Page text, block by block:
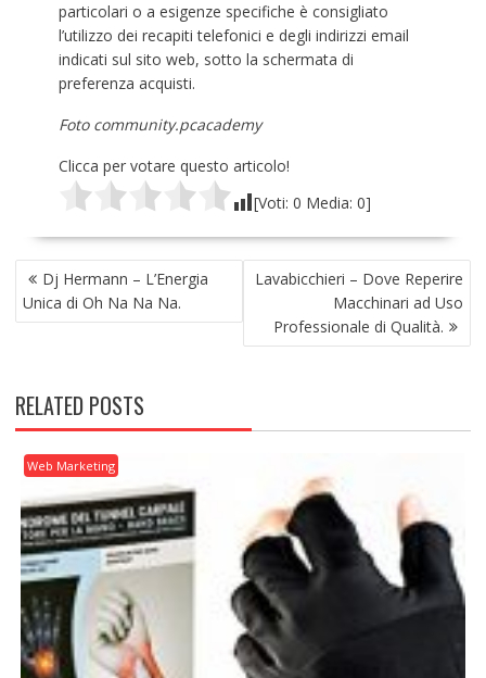
particolari o a esigenze specifiche è consigliato
l’utilizzo dei recapiti telefonici e degli indirizzi email
indicati sul sito web, sotto la schermata di
preferenza acquisti.
Foto community.pcacademy
Clicca per votare questo articolo!
[Voti: 0 Media: 0]
NAVIGAZIONE
ARTICOLI
Dj Hermann – L’Energia
Unica di Oh Na Na Na.
Lavabicchieri – Dove Reperire
Macchinari ad Uso
Professionale di Qualità.
RELATED POSTS
Web Marketing